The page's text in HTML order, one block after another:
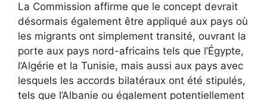
La Commission affirme que le concept devrait
désormais également être appliqué aux pays où
les migrants ont simplement transité, ouvrant la
porte aux pays nord-africains tels que l’Égypte,
l’Algérie et la Tunisie, mais aussi aux pays avec
lesquels les accords bilatéraux ont été stipulés,
tels que l’Albanie ou également potentiellement